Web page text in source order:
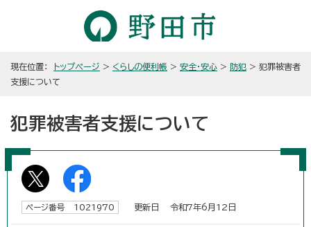
現在位置： トップページ > くらしの便利帳 > 安全・安心 > 防犯 > 犯罪被害者
支援について
犯罪被害者支援について
ページ番号 1021970 更新日 令和7年6月12日